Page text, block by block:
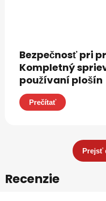
Bezpečnosť pri
Kompletný
používaní plošín
Prečítať
Prejsť
Recenzie